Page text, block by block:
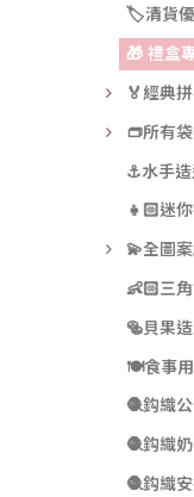
🏷️清貨
🎁 禮盒
🏅經典
👝所有
⚓水手
👧🏻迷
💫全圖
👶🏻三
🥯貝果
🍽️食事用
🧶鈎織
🧶鈎織
🧶鈎織